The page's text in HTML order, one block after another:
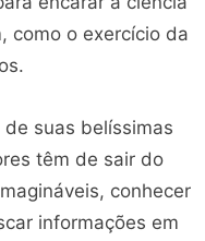
como o exercício da
suas belíssimas
têm de sair do
conhecer
informações em